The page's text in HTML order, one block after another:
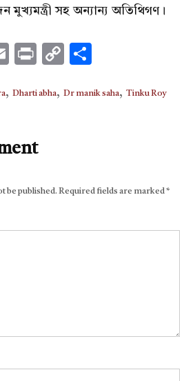
মুখ্যমন্ত্রী সহ অন্যান্য অতিথিগণ।
EmailPrintCopy
,Dharti abha,Dr manik saha,Tinku Roy
be published. Required fields are marked*